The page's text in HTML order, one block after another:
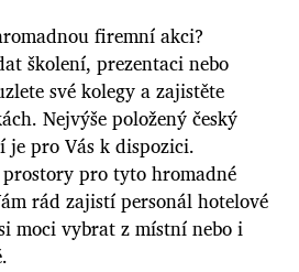
firemní akci?
školení, prezentaci nebo
své kolegy a zajistěte
. Nejvýše položený český
pro Vás k dispozici.
pro tyto hromadné
rád zajistí personál hotelové
moci vybrat z místní nebo i